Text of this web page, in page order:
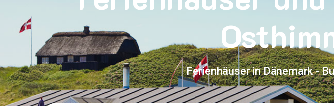
Ferienhäuser in Dänemark -